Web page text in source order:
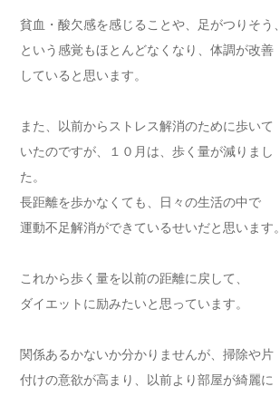
貧血・酸欠感を感じることや、足がつりそう、
という感覚もほとんどなくなり、体調が改善
していると思います。
また、以前からストレス解消のために歩いて
いたのですが、１０月は、歩く量が減りまし
た。
長距離を歩かなくても、日々の生活の中で
運動不足解消ができているせいだと思います。
これから歩く量を以前の距離に戻して、
ダイエットに励みたいと思っています。
関係あるかないか分かりませんが、掃除や片
付けの意欲が高まり、以前より部屋が綺麗に